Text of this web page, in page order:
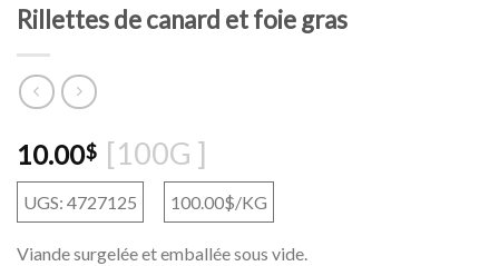
Rillettes de canard et foie gras
10.00$ [100G ]
UGS: 4727125 100.00$/KG
Viande surgelée et emballée sous vide.